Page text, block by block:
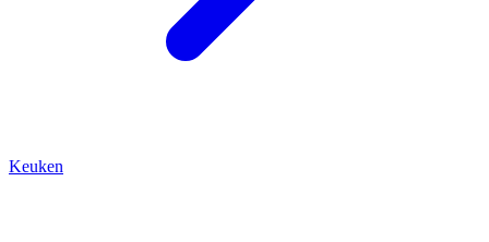
Keuken